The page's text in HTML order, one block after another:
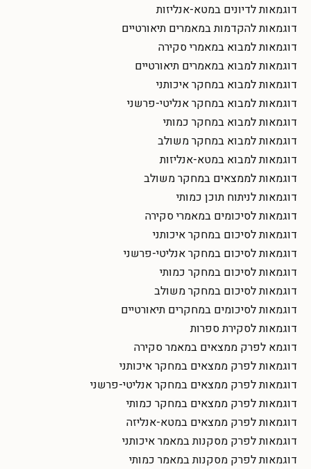
דוגמאות לדיונים במטא-אנליזות
דוגמאות להקדמות במאמרים תיאורטיים
דוגמאות למבוא במאמרי סקירה
דוגמאות למבוא במאמרים תיאורטיים
דוגמאות למבוא במחקר איכותני
דוגמאות למבוא במחקר אנליטי-פרשני
דוגמאות למבוא במחקר כמותי
דוגמאות למבוא במחקר משולב
דוגמאות למבוא במטא-אנליזות
דוגמאות לממצאים במחקר משולב
דוגמאות לניתוח תוכן כמותי
דוגמאות לסיכומים במאמרי סקירה
דוגמאות לסיכום במחקר איכותני
דוגמאות לסיכום במחקר אנליטי-פרשני
דוגמאות לסיכום במחקר כמותי
דוגמאות לסיכום במחקר משולב
דוגמאות לסיכומים במחקרים תיאורטיים
דוגמאות לסקירת ספרות
דוגמא לפרק ממצאים במאמר סקירה
דוגמאות לפרק ממצאים במחקר איכותני
דוגמאות לפרק ממצאים במחקר אנליטי-פרשני
דוגמאות לפרק ממצאים במחקר כמותי
דוגמאות לפרק ממצאים במטא-אנליזה
דוגמאות לפרק מסקנות במאמר איכותני
דוגמאות לפרק מסקנות במאמר כמותי